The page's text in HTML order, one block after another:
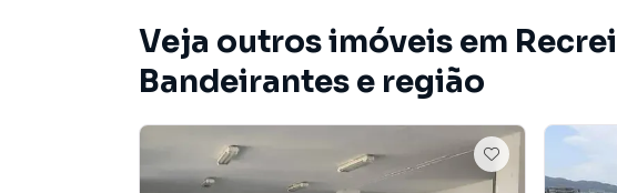
Veja outros imóveis em
Bandeirantes e região